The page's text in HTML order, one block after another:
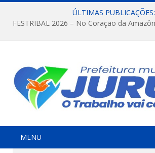
ÚLTIMAS PUBLICAÇÕES:
MENU